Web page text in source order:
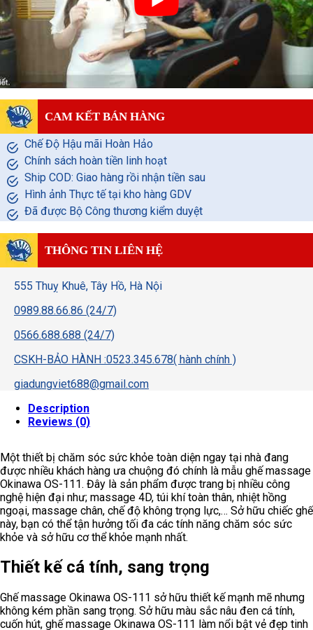
CAM KẾT BÁN HÀNG
Chế Độ Hậu mãi Hoàn Hảo
Chính sách hoàn tiền linh hoạt
Ship COD: Giao hàng rồi nhận tiền sau
Hình ảnh Thực tế tại kho hàng GDV
Đã được Bộ Công thương kiểm duyệt
THÔNG TIN LIÊN HỆ
555 Thuỵ Khuê, Tây Hồ, Hà Nội
0989.88.66.86 (24/7)
0566.688.688 (24/7)
CSKH-BẢO HÀNH :0523.345.678( hành chính )
giadungviet688@gmail.com
Description
Reviews (0)
Một thiết bị chăm sóc sức khỏe toàn diện ngay tại nhà đang
được nhiều khách hàng ưa chuộng đó chính là mẫu ghế massage
Okinawa OS-111. Đây là sản phẩm được trang bị nhiều công
nghệ hiện đại như; massage 4D, túi khí toàn thân, nhiệt hồng
ngoại, massage chân, chế độ không trọng lực,… Sở hữu chiếc ghế
này, bạn có thể tận hưởng tối đa các tính năng chăm sóc sức
khỏe và sở hữu cơ thể khỏe mạnh nhất.
Thiết kế cá tính, sang trọng
Ghế massage Okinawa OS-111 sở hữu thiết kế mạnh mẽ nhưng
không kém phần sang trọng. Sở hữu màu sắc nâu đen cá tính,
cuốn hút, ghế massage Okinawa OS-111 làm nổi bật vẻ đẹp tinh